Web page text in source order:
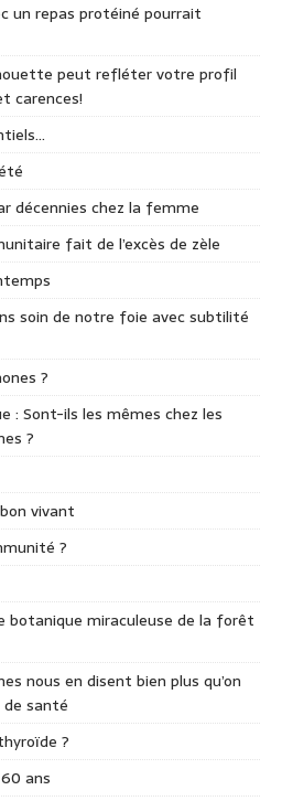
un repas protéiné pourrait
peut refléter votre profil
carences!
décennies chez la femme
fait de l’excès de zèle
soin de notre foie avec subtilité
?
: Sont-ils les mêmes chez les
?
vivant
?
botanique miraculeuse de la forêt
nous en disent bien plus qu’on
santé
?
ans